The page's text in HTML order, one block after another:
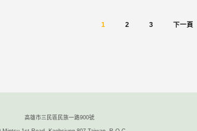
1 2 3 下一頁
高雄市三民區民族一路900號